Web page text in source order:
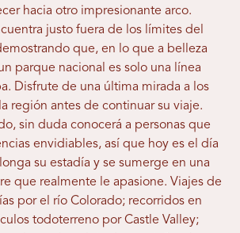
hacia otro impresionante arco.
justo fuera de los límites del
que, en lo que a belleza
parque nacional es solo una línea
Disfrute de una última mirada a los
región antes de continuar su viaje.
sin duda conocerá a personas que
envidiables, así que hoy es el día
su estadía y se sumerge en una
que realmente le apasione. Viajes de
por el río Colorado; recorridos en
todoterreno por Castle Valley;